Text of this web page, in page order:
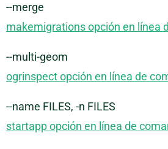
--merge
makemigrations opción en línea
--multi-geom
ogrinspect opción en línea de
--name FILES, -n FILES
startapp opción en línea de